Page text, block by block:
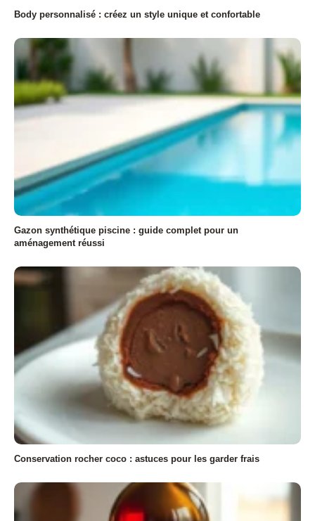
Body personnalisé : créez un style unique et confortable
Gazon synthétique piscine : guide complet pour un
aménagement réussi
Conservation rocher coco : astuces pour les garder frais